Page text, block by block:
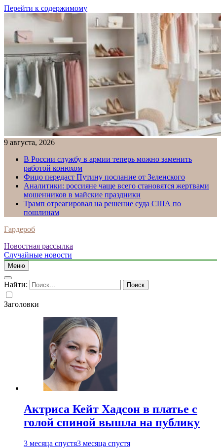
Перейти к содержимому
9 августа, 2026
В России службу в армии теперь можно заменить
работой конюхом
Фицо передаст Путину послание от Зеленского
Аналитики: россияне чаще всего становятся жертвами
мошенников в майские праздники
Трамп отреагировал на решение суда США по
пошлинам
Гардероб
Новостная рассылка
Случайные новости
Меню
Найти:
Заголовки
Актриса Кейт Хадсон в платье с
голой спиной вышла на публику
3 месяца спустя3 месяца спустя